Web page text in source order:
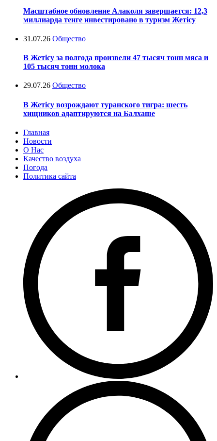
Масштабное обновление Алаколя завершается: 12,3
миллиарда тенге инвестировано в туризм Жетісу
31.07.26 Общество
В Жетісу за полгода произвели 47 тысяч тонн мяса и
105 тысяч тонн молока
29.07.26 Общество
В Жетісу возрождают туранского тигра: шесть
хищников адаптируются на Балхаше
Главная
Новости
О Нас
Качество воздуха
Погода
Политика сайта